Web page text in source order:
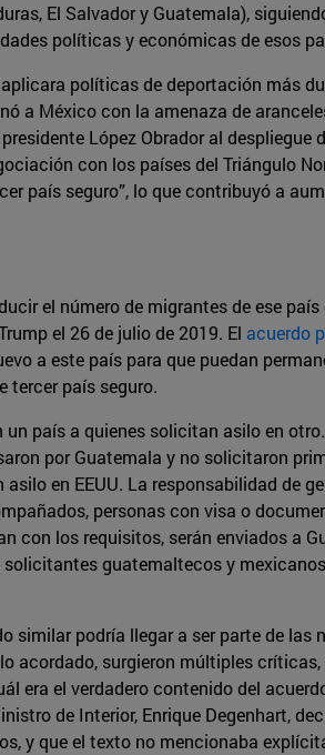
El Salvador y Guatemala),
políticas y económicas de esos
políticas de deportación más
a México con la amenaza de
López Obrador al despliegue
con los países del Triángulo
país seguro”, lo que contribuyó a
el número de migrantes de ese país
el 26 de julio de 2019. El acuerdo
a este país para que puedan
tercer país seguro.
país a quienes solicitan asilo en
por Guatemala y no solicitaron
en EEUU. La responsabilidad de
personas con visa o
con los requisitos, serán enviados a
guatemaltecos y
similar podría llegar a ser parte de las
acordado, surgieron múltiples
era el verdadero contenido del
de Interior, Enrique Degenhart,
y que el texto no mencionaba